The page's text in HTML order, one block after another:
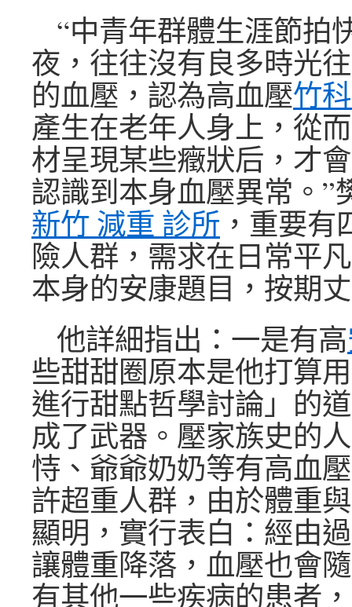
“中青年群體生涯節拍
夜，往往沒有良多時光
的血壓，認為高血壓竹
產生在老年人身上，從
材呈現某些癥狀后，才
認識到本身血壓異常。”
新竹 減重 診所 ，重要
險人群，需求在日常平
本身的安康題目，按期
他詳細指出：一是有高
些甜甜圈原本是他打算
進行甜點哲學討論」的
成了武器。壓家族史的
恃、爺爺奶奶等有高血
許超重人群，由於體重
顯明，實行表白：經由
讓體重降落，血壓也會
有其他一些疾病的患者